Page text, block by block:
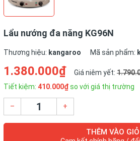
Lẩu nướng đa năng KG96N
Thương hiệu: kangaroo Mã sản phẩm:
1.380.000₫ Giá niêm yết:
Tiết kiệm: 410.000₫so với giá thị trường
– +
THÊM VÀO GIỎ